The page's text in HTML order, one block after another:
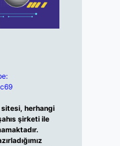
herhangi
şirketi ile